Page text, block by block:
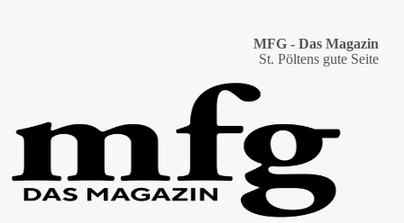
MFG - Das Magazin
St. Pöltens gute Seite